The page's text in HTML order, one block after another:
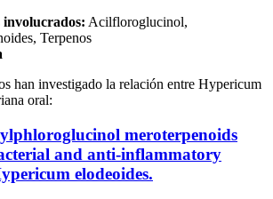
involucrados: Acilfloroglucinol,
Terpenos
han investigado la relación entre Hypericum
oral:
meroterpenoids
and anti-inflammatory
elodeoides.